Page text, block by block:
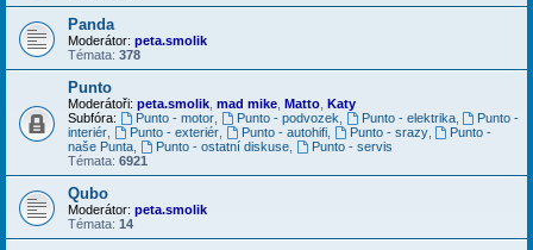
Panda
Moderátor: peta.smolik
Témata: 378
Punto
Moderátoři: peta.smolik mad mike Matto Katy
Subfóra:
Punto - motor, Punto - podvozek Punto - elektrika,
Punto -
interiér
Punto - exteriér, Punto - autohifi, Punto - srazy,
Punto -
naše Punta
Punto - ostatní diskuse,
Punto - servis
Témata: 6921
Qubo
Moderátor: peta.smolik
Témata: 14